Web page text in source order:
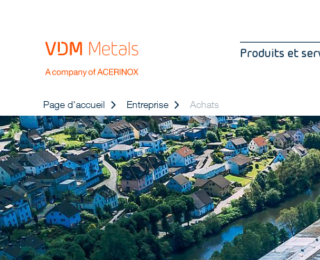
Produits et
Page d'accueil Entreprise Achats